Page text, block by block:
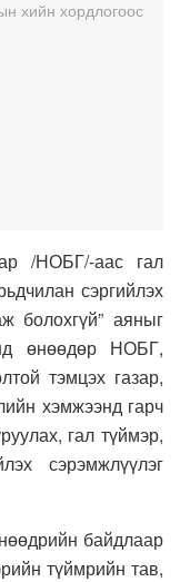
/НОБГ/-аас гал
сэргийлэх
болохгүй” аяныг
өнөөдөр НОБГ,
тэмцэх газар,
хэмжээнд гарч
гал түймэр,
сэрэмжлүүлэг
байдлаар
түймрийн тав,